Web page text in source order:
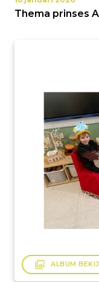
Thema prinses
filter ALBUM